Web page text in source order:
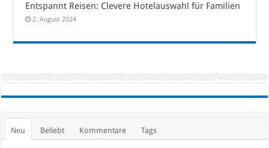
Entspannt Reisen: Clevere Hotelauswahl für Familien
2. August 2024
Neu Beliebt Kommentare Tags